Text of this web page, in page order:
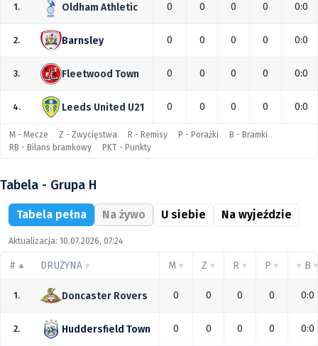
1. Oldham Athletic 0 0 0 0 0:0
2. Barnsley 0 0 0 0 0:0
3. Fleetwood Town 0 0 0 0 0:0
4. Leeds United U21 0 0 0 0 0:0
M - Mecze Z - Zwycięstwa R - Remisy P - Porażki
B - Bramki
RB - Bilans bramkowy
PKT - Punkty
Tabela - Grupa H
Tabela pełna Na żywo U siebie Na wyjeździe
Aktualizacja: 10.07.2026, 07:24
# DRUŻYNA M Z R P B
1. Doncaster Rovers 0 0 0 0 0:0
2. Huddersfield Town 0 0 0 0 0:0